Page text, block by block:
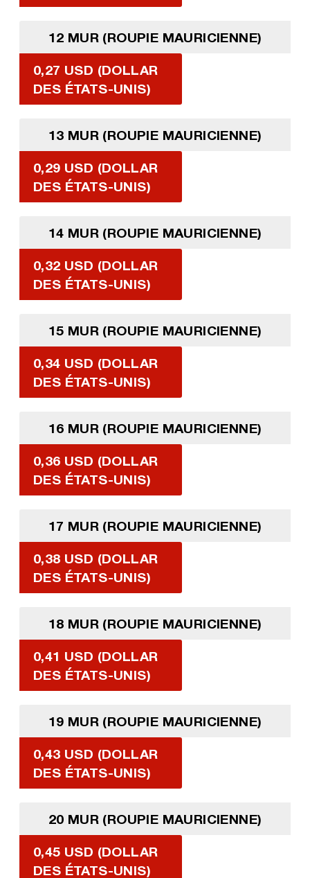
12 MUR (ROUPIE MAURICIENNE)
0,27 USD (DOLLAR
DES ÉTATS-UNIS)
13 MUR (ROUPIE MAURICIENNE)
0,29 USD (DOLLAR
DES ÉTATS-UNIS)
14 MUR (ROUPIE MAURICIENNE)
0,32 USD (DOLLAR
DES ÉTATS-UNIS)
15 MUR (ROUPIE MAURICIENNE)
0,34 USD (DOLLAR
DES ÉTATS-UNIS)
16 MUR (ROUPIE MAURICIENNE)
0,36 USD (DOLLAR
DES ÉTATS-UNIS)
17 MUR (ROUPIE MAURICIENNE)
0,38 USD (DOLLAR
DES ÉTATS-UNIS)
18 MUR (ROUPIE MAURICIENNE)
0,41 USD (DOLLAR
DES ÉTATS-UNIS)
19 MUR (ROUPIE MAURICIENNE)
0,43 USD (DOLLAR
DES ÉTATS-UNIS)
20 MUR (ROUPIE MAURICIENNE)
0,45 USD (DOLLAR
DES ÉTATS-UNIS)